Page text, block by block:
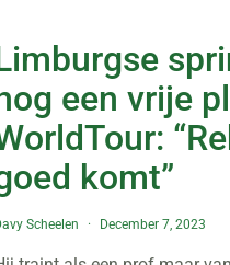
een vrije
komt”
Scheelen December 7, 2023